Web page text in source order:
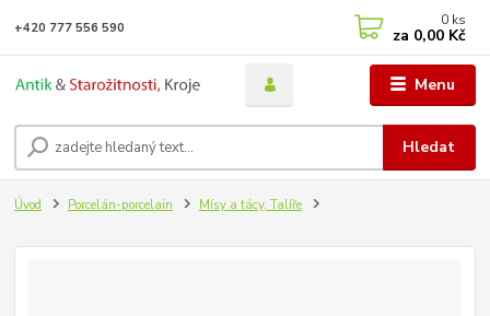
Menu
Hledat
+420 777 556 590 0 ks
za 0,00 Kč
Úvod Porcelán-porcelain Mísy a tácy, Talíře